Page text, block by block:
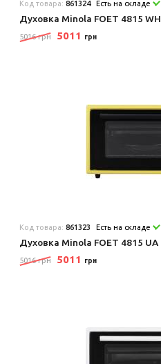
Код товара:861324 Есть на складе
Духовка Minola FOET 4815 WH
5016 грн 5011 грн
Код товара:861323 Есть на складе
Духовка Minola FOET 4815 UA
5016 грн 5011 грн